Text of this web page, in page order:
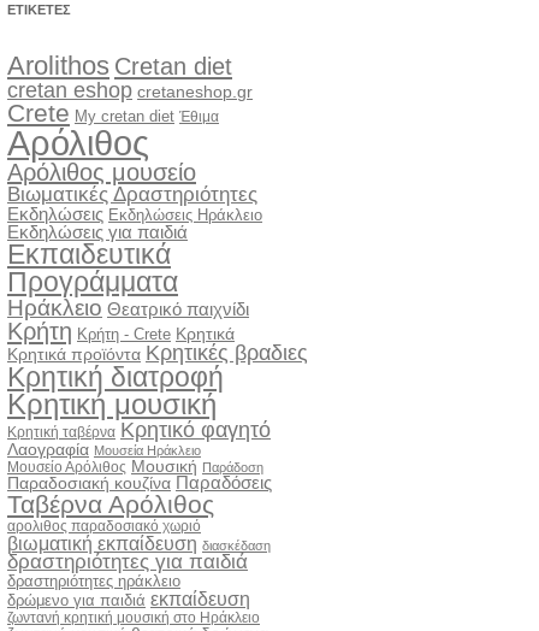
ΕΤΙΚΈΤΕΣ
Arolithos Cretan diet
cretan eshop cretaneshop.gr
Crete My cretan diet Έθιμα
Αρόλιθος
Αρόλιθος μουσείο
Βιωματικές Δραστηριότητες
Εκδηλώσεις Εκδηλώσεις Ηράκλειο
Εκδηλώσεις για παιδιά
Εκπαιδευτικά
Προγράμματα
Ηράκλειο Θεατρικό παιχνίδι
Κρήτη Κρήτη - Crete Κρητικά
Κρητικά προϊόντα Κρητικές βραδιες
Κρητική διατροφή
Κρητική μουσική
Κρητική ταβέρνα Κρητικό φαγητό
Λαογραφία Μουσεία Ηράκλειο
Μουσείο Αρόλιθος Μουσική Παράδοση
Παραδοσιακή κουζίνα Παραδόσεις
Ταβέρνα Αρόλιθος
αρολιθος παραδοσιακό χωριό
βιωματική εκπαίδευση διασκέδαση
δραστηριότητες για παιδιά
δραστηριότητες ηράκλειο
δρώμενο για παιδιά εκπαίδευση
ζωντανή κρητική μουσική στο Ηράκλειο